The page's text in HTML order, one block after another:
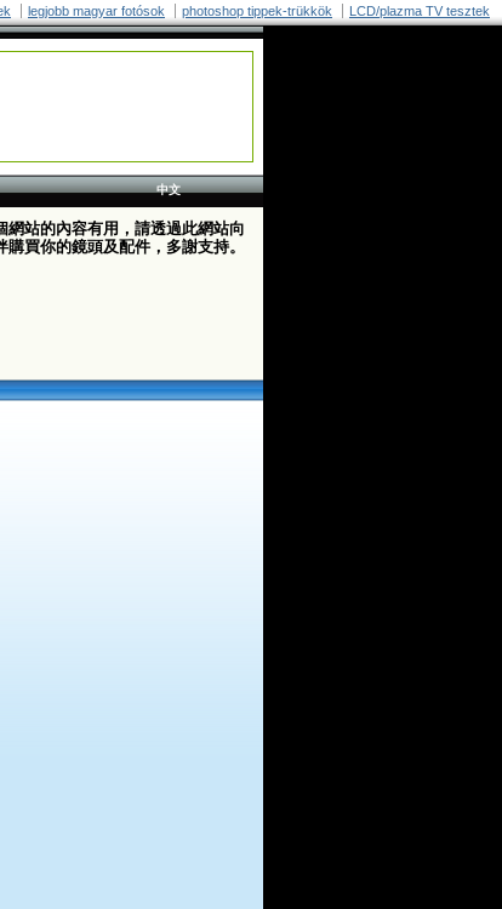
legjobb magyar fotósok photoshop tippek-trükkök LCD/plazma TV tesztek
中文
網站的內容有用，請透過此網站向
購買你的鏡頭及配件，多謝支持。